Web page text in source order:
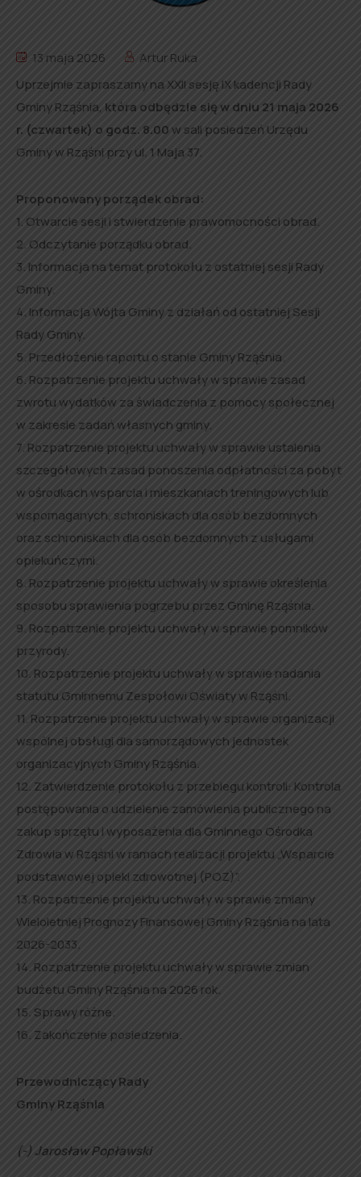
13 maja 2026
Artur Ruka
Uprzejmie zapraszamy na XXII sesję IX kadencji Rady
Gminy Rząśnia, która odbędzie się w dniu 21 maja 2026
r. (czwartek) o godz. 8.00w sali posiedzeń Urzędu
Gminy w Rząśni przy ul. 1 Maja 37.
Proponowany porządek obrad:
1. Otwarcie sesji i stwierdzenie prawomocności obrad.
2. Odczytanie porządku obrad.
3. Informacja na temat protokołu z ostatniej sesji Rady
Gminy.
4. Informacja Wójta Gminy z działań od ostatniej Sesji
Rady Gminy.
5. Przedłożenie raportu o stanie Gminy Rząśnia.
6. Rozpatrzenie projektu uchwały w sprawie zasad
zwrotu wydatków za świadczenia z pomocy społecznej
w zakresie zadań własnych gminy.
7. Rozpatrzenie projektu uchwały w sprawie ustalenia
szczegółowych zasad ponoszenia odpłatności za pobyt
w ośrodkach wsparcia i mieszkaniach treningowych lub
wspomaganych, schroniskach dla osób bezdomnych
oraz schroniskach dla osób bezdomnych z usługami
opiekuńczymi.
8. Rozpatrzenie projektu uchwały w sprawie określenia
sposobu sprawienia pogrzebu przez Gminę Rząśnia.
9. Rozpatrzenie projektu uchwały w sprawie pomników
przyrody.
10. Rozpatrzenie projektu uchwały w sprawie nadania
statutu Gminnemu Zespołowi Oświaty w Rząśni.
11. Rozpatrzenie projektu uchwały w sprawie organizacji
wspólnej obsługi dla samorządowych jednostek
organizacyjnych Gminy Rząśnia.
12. Zatwierdzenie protokołu z przebiegu kontroli: Kontrola
postępowania o udzielenie zamówienia publicznego na
zakup sprzętu i wyposażenia dla Gminnego Ośrodka
Zdrowia w Rząśni w ramach realizacji projektu „Wsparcie
podstawowej opieki zdrowotnej (POZ)”.
13. Rozpatrzenie projektu uchwały w sprawie zmiany
Wieloletniej Prognozy Finansowej Gminy Rząśnia na lata
2026-2033.
14. Rozpatrzenie projektu uchwały w sprawie zmian
budżetu Gminy Rząśnia na 2026 rok.
15. Sprawy różne.
16. Zakończenie posiedzenia.
Przewodniczący Rady
Gminy Rząśnia
(-) Jarosław Popławski